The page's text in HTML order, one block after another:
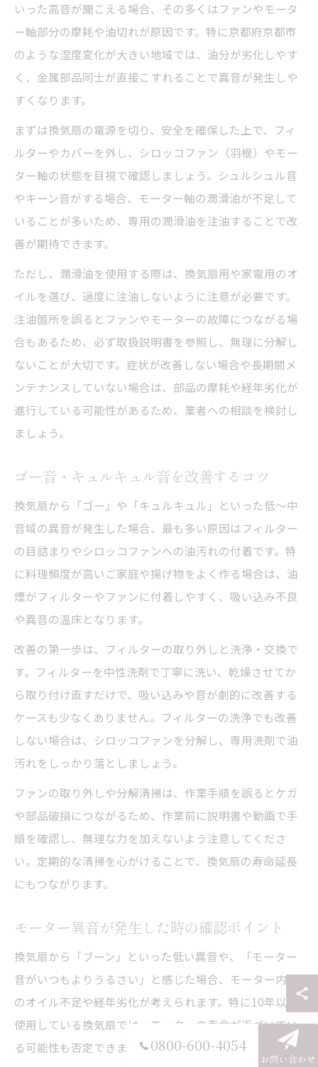
いった高音が聞こえる場合、その多くはファンやモータ
ー軸部分の摩耗や油切れが原因です。特に京都府京都市
のような湿度変化が大きい地域では、油分が劣化しやす
く、金属部品同士が直接こすれることで異音が発生しや
すくなります。
まずは換気扇の電源を切り、安全を確保した上で、フィ
ルターやカバーを外し、シロッコファン（羽根）やモー
ター軸の状態を目視で確認しましょう。シュルシュル音
やキーン音がする場合、モーター軸の潤滑油が不足して
いることが多いため、専用の潤滑油を注油することで改
善が期待できます。
ただし、潤滑油を使用する際は、換気扇用や家電用のオ
イルを選び、過度に注油しないように注意が必要です。
注油箇所を誤るとファンやモーターの故障につながる場
合もあるため、必ず取扱説明書を参照し、無理に分解し
ないことが大切です。症状が改善しない場合や長期間メ
ンテナンスしていない場合は、部品の摩耗や経年劣化が
進行している可能性があるため、業者への相談を検討し
ましょう。
ゴー音・キュルキュル音を改善するコツ
換気扇から「ゴー」や「キュルキュル」といった低～中
音域の異音が発生した場合、最も多い原因はフィルター
の目詰まりやシロッコファンへの油汚れの付着です。特
に料理頻度が高いご家庭や揚げ物をよく作る場合は、油
煙がフィルターやファンに付着しやすく、吸い込み不良
や異音の温床となります。
改善の第一歩は、フィルターの取り外しと洗浄・交換で
す。フィルターを中性洗剤で丁寧に洗い、乾燥させてか
ら取り付け直すだけで、吸い込みや音が劇的に改善する
ケースも少なくありません。フィルターの洗浄でも改善
しない場合は、シロッコファンを分解し、専用洗剤で油
汚れをしっかり落としましょう。
ファンの取り外しや分解清掃は、作業手順を誤るとケガ
や部品破損につながるため、作業前に説明書や動画で手
順を確認し、無理な力を加えないよう注意してくださ
い。定期的な清掃を心がけることで、換気扇の寿命延長
にもつながります。
モーター異音が発生した時の確認ポイント
換気扇から「ブーン」といった低い異音や、「モーター
音がいつもよりうるさい」と感じた場合、モーター内部
のオイル不足や経年劣化が考えられます。特に10年以上
使用している換気扇では、モーターの寿命が近づいてい
る可能性も否定できません。0800-600-4054
お問い合わせ